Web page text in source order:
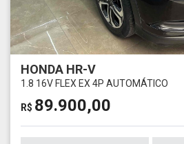
HONDA HR-V
1.8 16V FLEX EX 4P AUTOMÁTICO
R$ 89.900,00